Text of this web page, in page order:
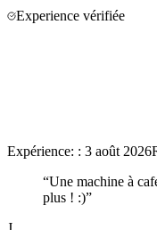
Experience vérifiée
Expérience: : 3 août 2026
“Une machine à
plus ! :)”